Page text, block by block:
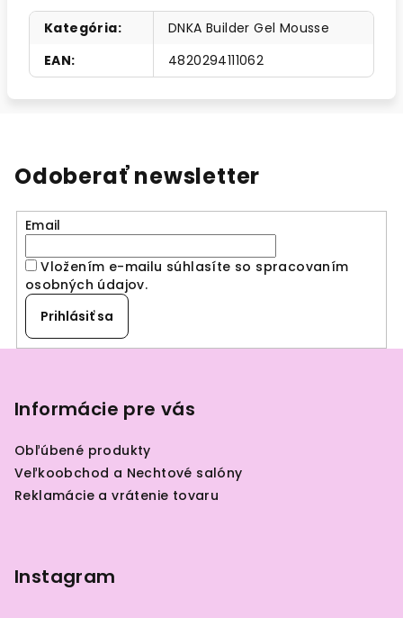
Kategória:
DNKA Builder Gel Mousse
EAN: 4820294111062
Odoberať newsletter
Email
Vložením e-mailu súhlasíte so spracovaním
osobných údajov.
Prihlásiť sa
Informácie pre vás
Obľúbené produkty
Veľkoobchod a Nechtové salóny
Reklamácie a vrátenie tovaru
Instagram